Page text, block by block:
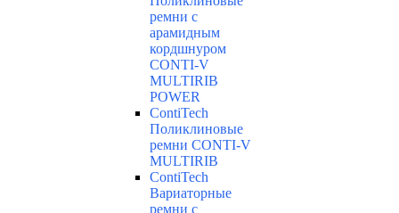
ремни с
арамидным
кордшнуром
CONTI-V
MULTIRIB
POWER
ContiTech
Поликлиновые
ремни CONTI-V
MULTIRIB
ContiTech
Вариаторные
ремни с